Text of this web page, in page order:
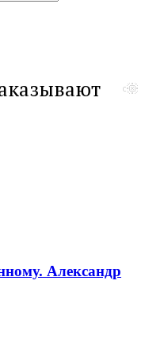
Александр